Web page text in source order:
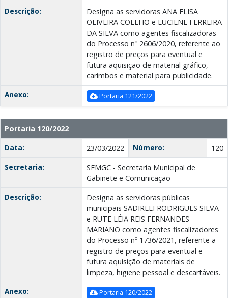
Descrição:
Designa as servidoras ANA ELISA
OLIVEIRA COELHO e LUCIENE FERREIRA
DA SILVA como agentes fiscalizadoras
do Processo nº 2606/2020, referente ao
registro de preços para eventual e
futura aquisição de material gráfico,
carimbos e material para publicidade.
Anexo:
Portaria 121/2022
Portaria 120/2022
Data:
23/03/2022 Número:
120
Secretaria:
SEMGC - Secretaria Municipal de
Gabinete e Comunicação
Descrição:
Designa as servidoras públicas
municipais SADIRLEI RODRIGUES SILVA
e RUTE LÉIA REIS FERNANDES
MARIANO como agentes fiscalizadores
do Processo nº 1736/2021, referente a
registro de preços para eventual e
futura aquisição de materiais de
limpeza, higiene pessoal e descartáveis.
Anexo:
Portaria 120/2022